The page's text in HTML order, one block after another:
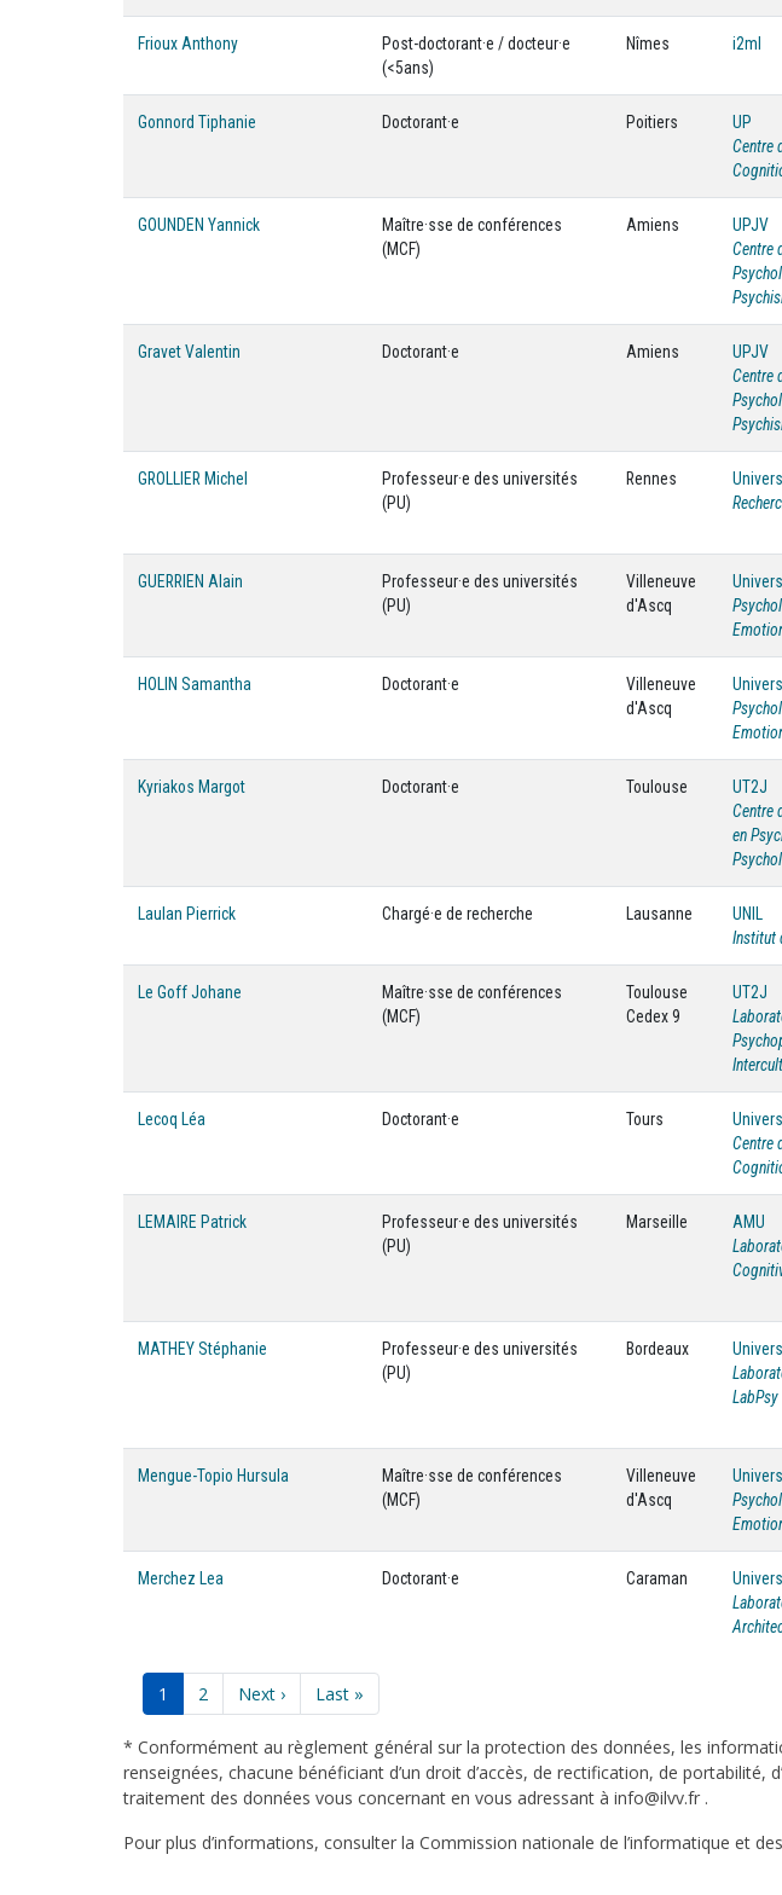
Frioux Anthony
Post-doctorant·e / docteur·e
(<5ans)
Nîmes i2ml
Gonnord Tiphanie Doctorant·e Poitiers
UP
Centre
GOUNDEN Yannick
Maître·sse de conférences
(MCF)
Amiens
UPJV
Centre
Gravet Valentin Doctorant·e Amiens
UPJV
Centre
GROLLIER Michel
Professeur·e des universités
(PU)
Rennes
GUERRIEN Alain
Professeur·e des universités
(PU)
Villeneuve
d'Ascq
HOLIN Samantha Doctorant·e
Villeneuve
d'Ascq
Kyriakos Margot Doctorant·e Toulouse
UT2J
Centre
en
Laulan Pierrick Chargé·e de recherche Lausanne
UNIL
Institut
Le Goff Johane
Maître·sse de conférences
(MCF)
Toulouse
Cedex 9
UT2J
Lecoq Léa Doctorant·e Tours
Centre
LEMAIRE Patrick
Professeur·e des universités
(PU)
Marseille
AMU
MATHEY Stéphanie
Professeur·e des universités
(PU)
Bordeaux
LabPsy
Mengue-Topio Hursula
Maître·sse de conférences
(MCF)
Villeneuve
d'Ascq
Merchez Lea Doctorant·e Caraman
Pagination
Page
courante
1 Page
2
Page
suivante
Next ›
Dernière
page
Last »
* Conformément au règlement général sur la protection des données, les
renseignées, chacune bénéficiant d’un droit d’accès, de rectification, de
traitement des données vous concernant en vous adressant à info@ilvv.fr .
Pour plus d’informations, consulter la Commission nationale de l’informatique et